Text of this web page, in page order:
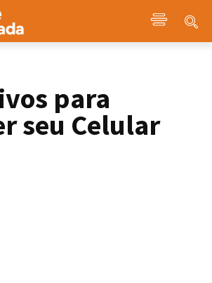
para
seu Celular